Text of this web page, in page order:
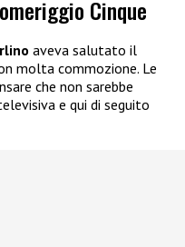
Cinque
aveva salutato il
molta commozione. Le
che non sarebbe
e qui di seguito